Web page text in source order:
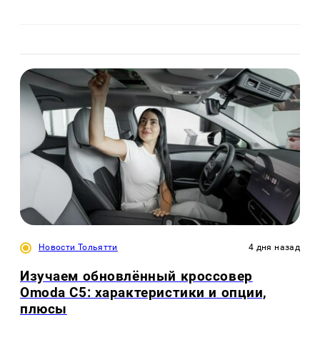
Новости Тольятти 4 дня назад
Изучаем обновлённый кроссовер
Omoda C5: характеристики и опции,
плюсы